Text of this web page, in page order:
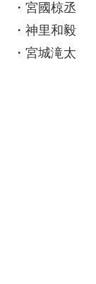
・宮國椋丞
・神里和毅
・宮城滝太